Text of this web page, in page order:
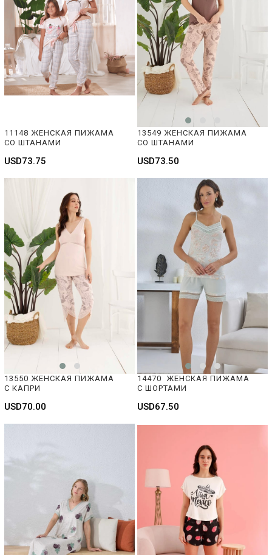
11148 ЖЕНСКАЯ ПИЖАМА
СО ШТАНАМИ
USD73.75
13549 ЖЕНСКАЯ ПИЖАМА
СО ШТАНАМИ
USD73.50
13550 ЖЕНСКАЯ ПИЖАМА
С КАПРИ
USD70.00
14470  ЖЕНСКАЯ ПИЖАМА
С ШОРТАМИ
USD67.50